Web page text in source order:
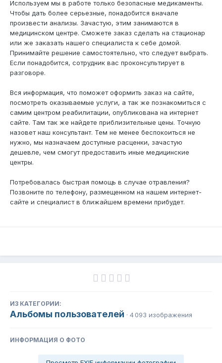
Используем мы в работе только безопасные медикаменты.
Чтобы дать более серьезные, понадобится вначале
произвести анализы. Зачастую, этим занимаются в
медицинском центре. Сможете заказ сделать на стационар
или же заказать нашего специалиста к себе домой.
Принимайте решение самостоятельно, что следует выбрать.
Если понадобится, сотрудник вас проконсультирует в
разговоре.
Вся информация, что поможет оформить заказ на сайте,
посмотреть оказываемые услуги, а так же познакомиться с
самим центром реабилитации, опубликована на интернет
сайте. Там так же найдете приблизительные цены. Точную
назовет наш консультант. Тем не менее беспокоиться не
нужно, мы назначаем доступные расценки, зачастую
дешевле, чем смогут предоставить иные медицинские
центры.
Потребовалась быстрая помощь в случае отравления?
Позвоните по телефону, размещенном на нашем интернет-
сайте и специалист в ближайшем времени прибудет.
ИЗ КАТЕГОРИИ:
Альбомы пользователей · 4 093 изображения
ИНФОРМАЦИЯ О ФОТО